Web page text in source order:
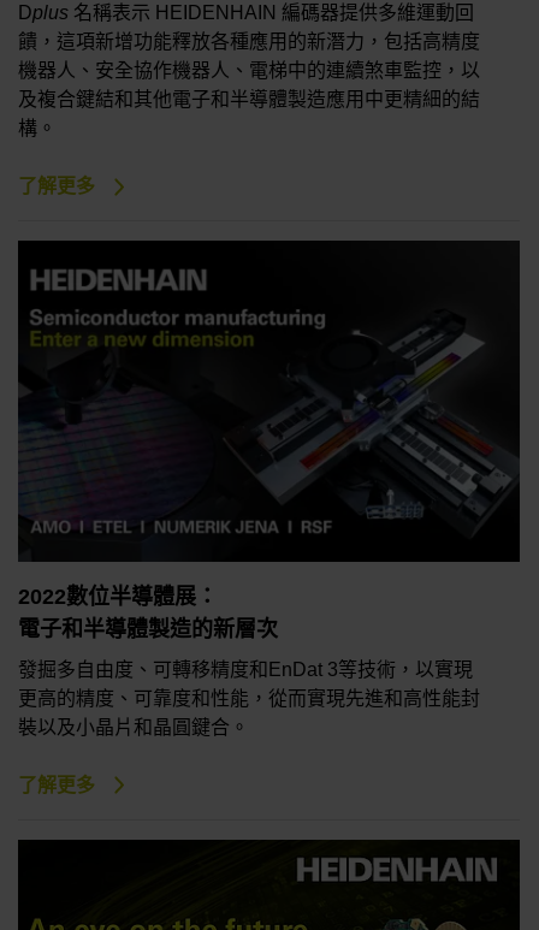
Dplus 名稱表示 HEIDENHAIN 編碼器提供多維運動回
饋，這項新增功能釋放各種應用的新潛力，包括高精度
機器人、安全協作機器人、電梯中的連續煞車監控，以
及複合鍵結和其他電子和半導體製造應用中更精細的結
構。
了解更多
2022數位半導體展：
電子和半導體製造的新層次
發掘多自由度、可轉移精度和EnDat 3等技術，以實現
更高的精度、可靠度和性能，從而實現先進和高性能封
裝以及小晶片和晶圓鍵合。
了解更多